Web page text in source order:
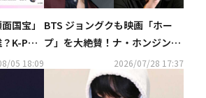
国宝」
K-POP
果が明ら
05 18:09
BTS ジョングクも映画「ホー
プ」を大絶賛！ナ・ホンジン監
2026/07/28 17:37